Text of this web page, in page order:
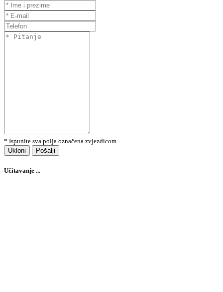
* Ispunite sva polja označena zvjezdicom.
Ukloni
Pošalji
Učitavanje ...